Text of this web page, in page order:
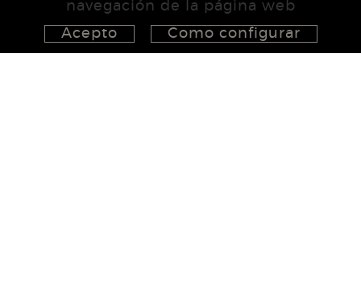
navegación de la página web
Acepto
Como configurar